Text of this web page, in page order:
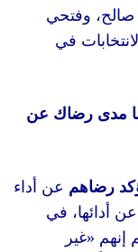
عن
أداء
في